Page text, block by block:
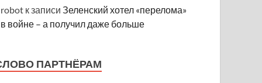
robot к записи Зеленский хотел «перелома»
в войне – а получил даже больше
ПАРТНЁРАМ